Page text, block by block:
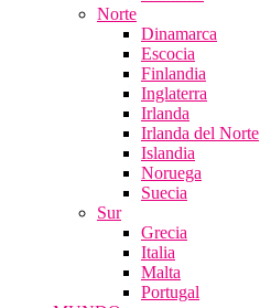
Norte
Dinamarca
Escocia
Finlandia
Inglaterra
Irlanda
Irlanda del Norte
Islandia
Noruega
Suecia
Sur
Grecia
Italia
Malta
Portugal